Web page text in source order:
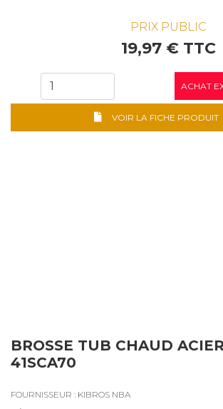
PRIX PUBLIC
19,97 € TTC
ACHAT
VOIR LA FICHE PRODUIT
BROSSE TUB CHAUD
41SCA70
FOURNISSEUR : KIBROS NBA